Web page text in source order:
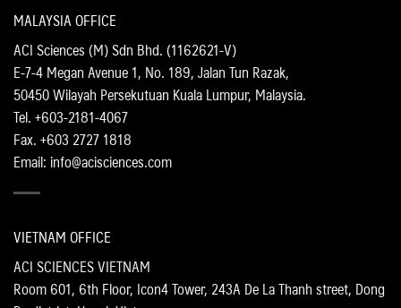
MALAYSIA OFFICE
ACI Sciences (M) Sdn Bhd. (1162621-V)
E-7-4 Megan Avenue 1, No. 189, Jalan Tun Razak,
50450 Wilayah Persekutuan Kuala Lumpur, Malaysia.
Tel. +603-2181-4067
Fax. +603 2727 1818
Email: info@acisciences.com
VIETNAM OFFICE
ACI SCIENCES VIETNAM
Room 601, 6th Floor, Icon4 Tower, 243A De La Thanh street, Dong